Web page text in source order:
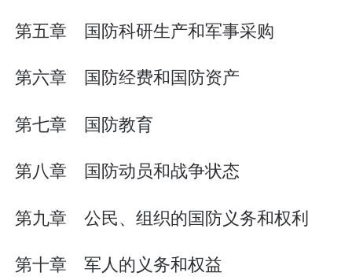
第五章 国防科研生产和军事采购
第六章 国防经费和国防资产
第七章 国防教育
第八章 国防动员和战争状态
第九章 公民、组织的国防义务和权利
第十章 军人的义务和权益